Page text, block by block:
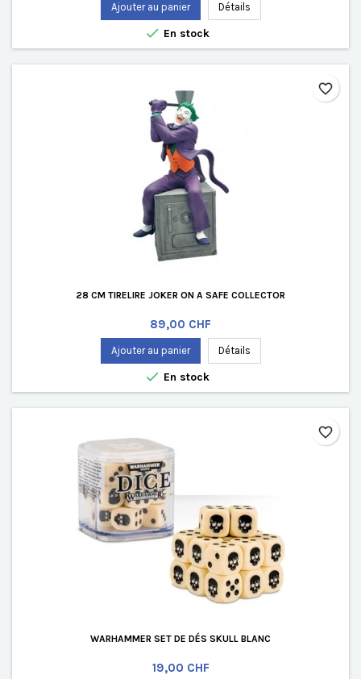
Ajouter au panier Détails
 En stock
28 CM TIRELIRE JOKER ON A SAFE COLLECTOR
Prix
89,00 CHF
Ajouter au panier Détails
 En stock
favorite_border
WARHAMMER SET DE DÉS SKULL BLANC
Prix
19,00 CHF
favorite_border